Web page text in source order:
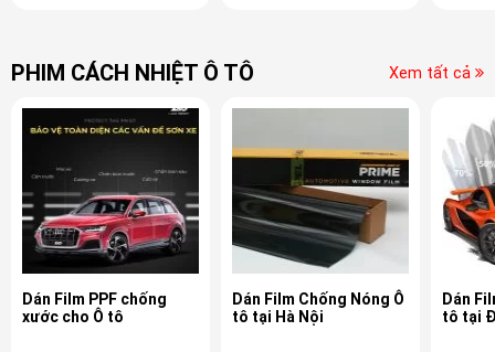
PHIM CÁCH NHIỆT Ô TÔ Xem tất cả
Dán Film PPF chống
xước cho Ô tô
Dán Film Chống Nóng Ô
tô tại Hà Nội
Dán
tô tại